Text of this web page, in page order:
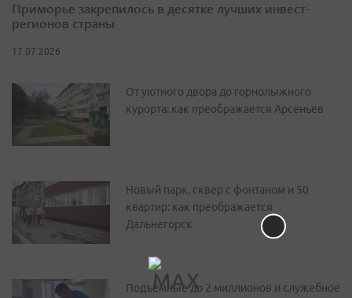
Приморье закрепилось в десятке лучших инвест-
регионов страны
17.07.2026
От уютного двора до горнолыжного
курорта: как преображается Арсеньев
Новый парк, сквер с фонтаном и 50
квартир: как преображается
Дальнегорск
Подъемные до 2 миллионов и служебное